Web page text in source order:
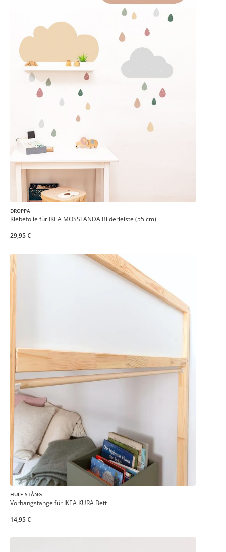
DROPPA
Klebefolie für IKEA MOSSLANDA Bilderleiste (55 cm)
29,95 €
HULE STÅNG
Vorhangstange für IKEA KURA Bett
14,95 €